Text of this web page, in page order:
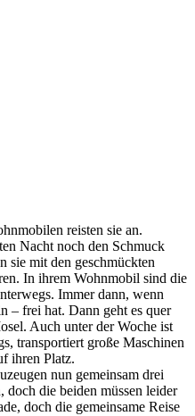
reisten sie an.
Nacht noch den Schmuck
sie mit den geschmückten
In ihrem Wohnmobil sind die
Immer dann, wenn
– frei hat. Dann geht es quer
Auch unter der Woche ist
transportiert große Maschinen
ihren Platz.
nun gemeinsam drei
doch die beiden müssen leider
doch die gemeinsame Reise